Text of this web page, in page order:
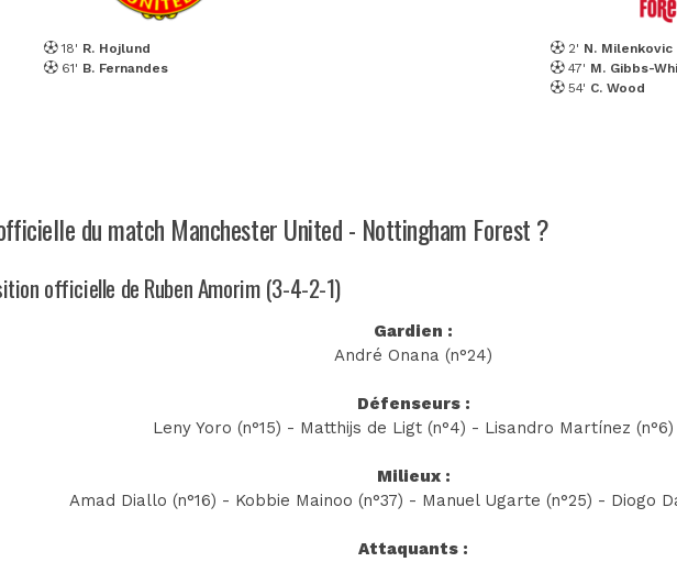
18' R. Hojlund
61' B. Fernandes
2' N. Milenkovic
47' M. Gibbs-
54' C. Wood
du match Manchester United - Nottingham Forest ?
officielle de Ruben Amorim (3-4-2-1)
Gardien :
André Onana (n°24)
Défenseurs :
Leny Yoro (n°15) - Matthijs de Ligt (n°4) - Lisandro Martínez (n°6)
Milieux :
Amad Diallo (n°16) - Kobbie Mainoo (n°37) - Manuel Ugarte (n°25) - Diogo
Attaquants :